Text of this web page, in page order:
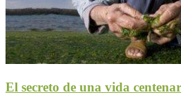
El secreto de una vida